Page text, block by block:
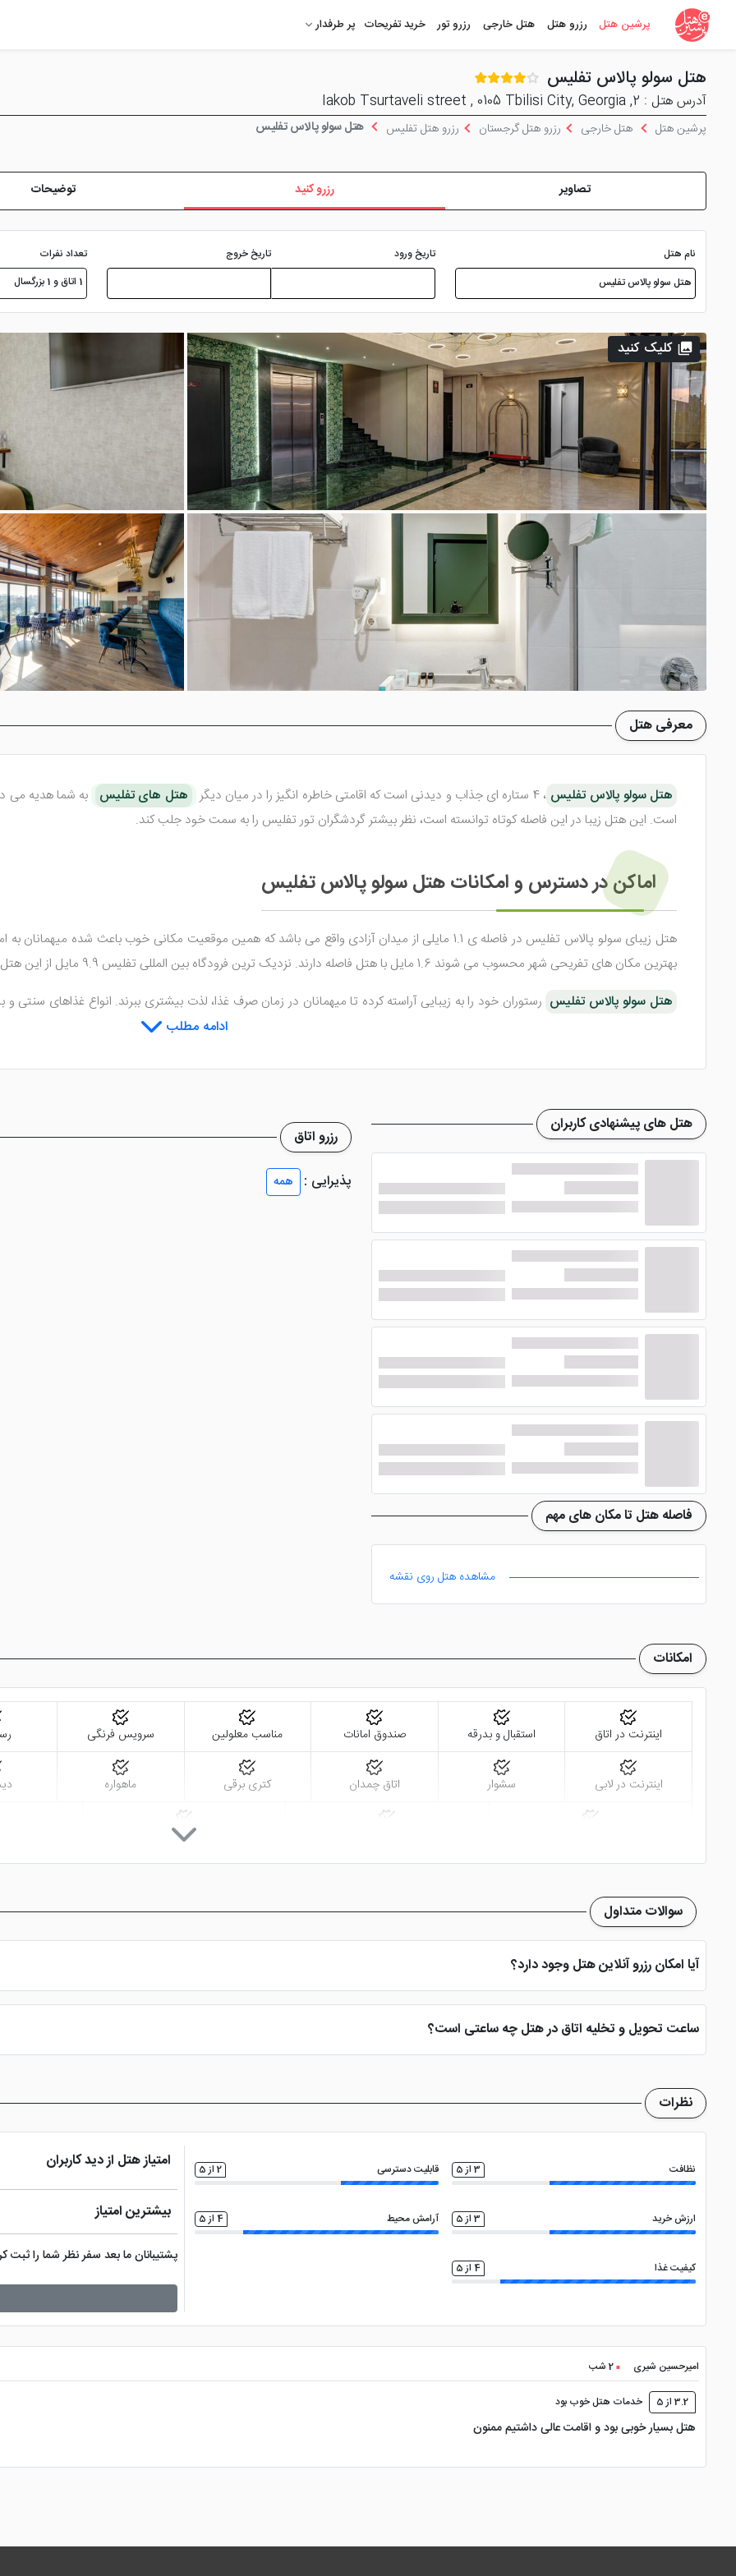
پرشین هتل رزرو هتل هتل خارجی رزرو تور خرید تفریحات پر طرفدار
هتل سولو پالاس تفلیس
آدرس هتل : 2, Iakob Tsurtaveli street , 0105 Tbilisi City, Georgia
پرشین هتل هتل خارجی رزرو هتل گرجستان رزرو هتل تفلیس هتل سولو پالاس تفلیس
تصاویر رزرو کنید توضیحات
نام هتل تاریخ ورود تاریخ خروج
تعداد نفرات
1 اتاق و 1 بزرگسال
کلیک کنید
معرفی هتل
هتل سولو پالاس تفلیس ، 4 ستاره ای جذاب و دیدنی است که اقامتی خاطره انگیز را در میان دیگر هتل های تفلیس
است. این هتل زیبا در این فاصله کوتاه توانسته است، نظر بیشتر گردشگران تور تفلیس را به سمت خود جلب کند.
اماکن در دسترس و امکانات هتل سولو پالاس تفلیس
هتل زیبای سولو پالاس تفلیس در فاصله ی 1.1 مایلی از میدان آزادی واقع می باشد که همین موقعیت مکانی خوب باعث
بهترین مکان های تفریحی شهر محسوب می شوند 1.6 مایل با هتل فاصله دارند. نزدیک ترین فرودگاه بین المللی تفلیس 9.9 مایل از این هتل 4 ستاره تفلیس دور می باشد.
هتل سولو پالاس تفلیس رستوران خود را به زیبایی آراسته کرده تا میهمانان در زمان صرف غذا، لذت بیشتری ببرند. انواع غذاهای
صبحانه ی قاره ای، به صورت بوفه، هر روز صبح ارائه می شود. در سالن بار هتل نیز می توانید انواع نوشیدنی های الکلی و غیر الکلی را نوش
هتل جذاب سولو پالاس تفلیس گرجستان پارکینگ اختصاصی و اینترنت را به صورت رایگان در اختیار میهمانان قرار می دهد. این هتل تفلیس
دهد.
اتاق های هتل سولو پالاس تفلیس
هتل 4 ستاره سولو پالاس تفلیس اتاق هایی دارد که به زیبایی طراحی شده و به امکانات خوبی نیز مجهز می باشند. تلویزیون صفحه
لوازم بهداشتی، سیستم سرمایشی و گرمایشی، کمد، پاور سوئیچ و ... از جمله امکانات و وسایل موجود در داخل اتاق ها هستند. برای هر
تفلیس دارند.
ادامه مطلب
رزرو اتاق
پذیرایی :
همه
هتل های پیشنهادی کاربران
فاصله هتل تا مکان های مهم
مشاهده هتل روی نقشه
امکانات
اینترنت در اتاق استقبال و بدرقه صندوق امانات مناسب معلولین سرویس فرنگی
اینترنت در لابی سشوار اتاق چمدان کتری برقی ماهواره
خدمات خشک شویی (لاندری)
سوالات متداول
آیا امکان رزرو آنلاین هتل وجود دارد؟
بله، با انتخاب تاریخ ورود و خروج، نوع اتاق و تعداد نفرات می توانید پس از پرداخت در درگاه بانکی، رزرو آنلاین خود را نهایی و واچر هتل را دریافت
ساعت تحویل و تخلیه اتاق در هتل چه ساعتی است؟
ساعت تحویل اتاق ساعت 2 بعد از ظهر و ساعت تخلیه اتاق 12 ظهر می باشد
نظرات
نظافت 3 از 5 قابلیت دسترسی 2 از 5
ارزش خرید 3 از 5 آرامش محیط 4 از 5
کیفیت غذا 4 از 5
امتیاز هتل از دید کاربران
بیشترین امتیاز
پشتیبانان ما بعد سفر نظر شما را
امیرحسین شیری 2 شب
3.2 از 5 خدمات هتل خوب بود
هتل بسیار خوبی بود و اقامت عالی داشتیم ممنون